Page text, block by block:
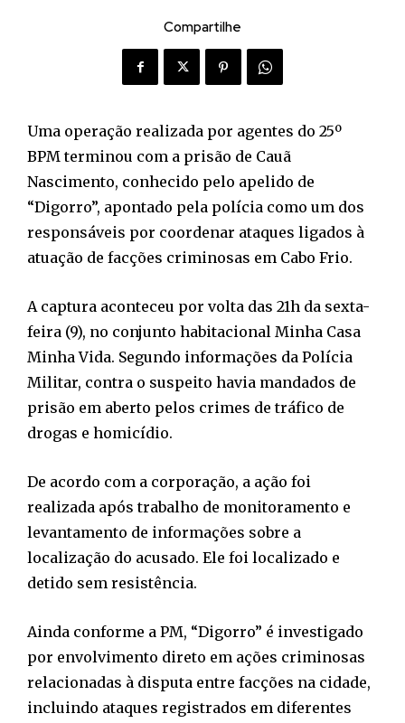
Compartilhe
Uma operação realizada por agentes do 25º
BPM terminou com a prisão de Cauã
Nascimento, conhecido pelo apelido de
“Digorro”, apontado pela polícia como um dos
responsáveis por coordenar ataques ligados à
atuação de facções criminosas em Cabo Frio.
A captura aconteceu por volta das 21h da sexta-
feira (9), no conjunto habitacional Minha Casa
Minha Vida. Segundo informações da Polícia
Militar, contra o suspeito havia mandados de
prisão em aberto pelos crimes de tráfico de
drogas e homicídio.
De acordo com a corporação, a ação foi
realizada após trabalho de monitoramento e
levantamento de informações sobre a
localização do acusado. Ele foi localizado e
detido sem resistência.
Ainda conforme a PM, “Digorro” é investigado
por envolvimento direto em ações criminosas
relacionadas à disputa entre facções na cidade,
incluindo ataques registrados em diferentes